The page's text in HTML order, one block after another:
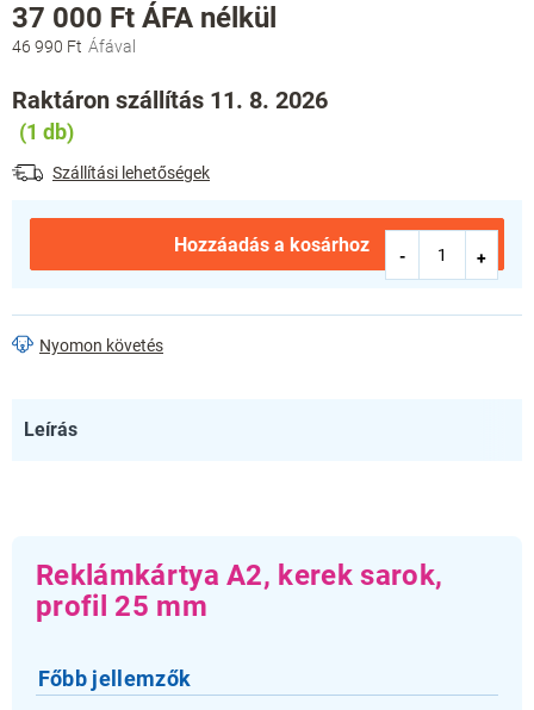
46 990 Ft
37 000 Ft ÁFA nélkül
Egységár:
Raktáron szállítás 11. 8. 2026
(1 db)
Szállítási lehetőségek
Hozzáadás a kosárhoz
Nyomon követés
Leírás
Reklámkártya A2, kerek sarok,
profil 25 mm
Főbb jellemzők